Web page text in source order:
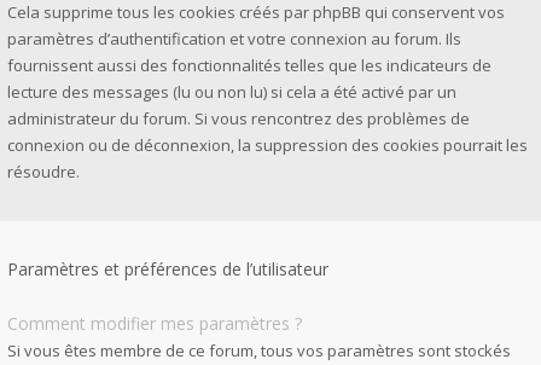
Cela supprime tous les cookies créés par phpBB qui conservent vos
paramètres d’authentification et votre connexion au forum. Ils
fournissent aussi des fonctionnalités telles que les indicateurs de
lecture des messages (lu ou non lu) si cela a été activé par un
administrateur du forum. Si vous rencontrez des problèmes de
connexion ou de déconnexion, la suppression des cookies pourrait les
résoudre.
Paramètres et préférences de l’utilisateur
Comment modifier mes paramètres ?
Si vous êtes membre de ce forum, tous vos paramètres sont stockés